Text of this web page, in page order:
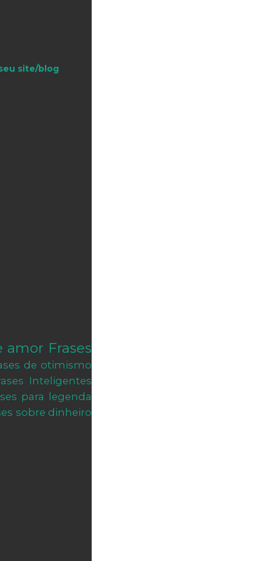
site/blog
amor Frases
de otimismo
Inteligentes
para legenda
sobre dinheiro